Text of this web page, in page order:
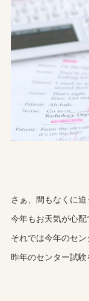
さぁ、間もなくに
今年もお天気が心配
それでは今年のセン
昨年のセンター試